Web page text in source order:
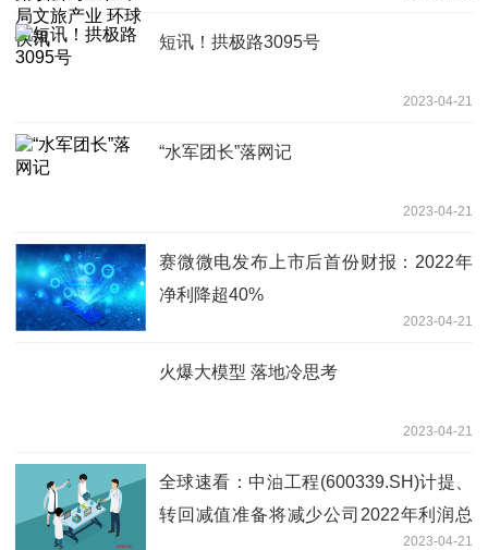
短讯！拱极路3095号
2023-04-21
“水军团长”落网记
2023-04-21
赛微微电发布上市后首份财报：2022年
净利降超40%
2023-04-21
火爆大模型 落地冷思考
2023-04-21
全球速看：中油工程(600339.SH)计提、
转回减值准备将减少公司2022年利润总
2023-04-21